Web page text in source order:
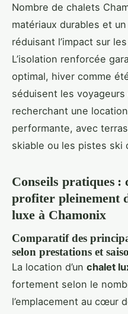
Nombre de chalets
matériaux durables et
réduisant l’impact sur
L’isolation renforcée
optimal, hiver comme
séduisent les
recherchant une
performante, avec
skiable ou les pistes ski
Conseils pratiques :
profiter pleinement
luxe à Chamonix
Comparatif des
selon prestations et
La location d’un chalet
fortement selon le
l’emplacement au cœur